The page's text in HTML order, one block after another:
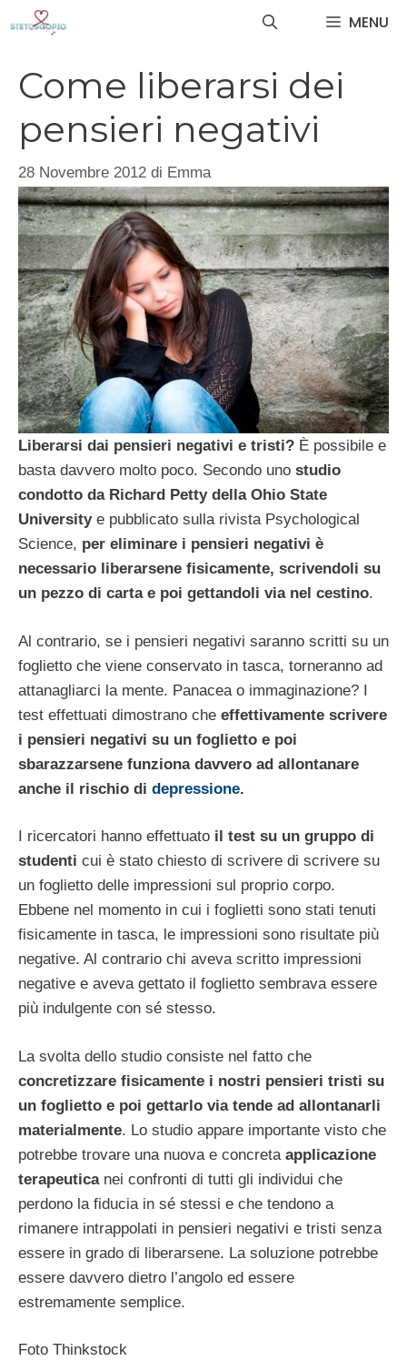
MENU
Come liberarsi dei
pensieri negativi
28 Novembre 2012 di Emma
Liberarsi dai pensieri negativi e tristi? È possibile e
basta davvero molto poco. Secondo uno studio
condotto da Richard Petty della Ohio State
Universitye pubblicato sulla rivista Psychological
Science, per eliminare i pensieri negativi è
necessario liberarsene fisicamente, scrivendoli su
un pezzo di carta e poi gettandoli via nel cestino.
Al contrario, se i pensieri negativi saranno scritti su un
foglietto che viene conservato in tasca, torneranno ad
attanagliarci la mente. Panacea o immaginazione? I
test effettuati dimostrano che effettivamente scrivere
i pensieri negativi su un foglietto e poi
sbarazzarsene funziona davvero ad allontanare
anche il rischio di depressione.
I ricercatori hanno effettuato il test su un gruppo di
studenti cui è stato chiesto di scrivere di scrivere su
un foglietto delle impressioni sul proprio corpo.
Ebbene nel momento in cui i foglietti sono stati tenuti
fisicamente in tasca, le impressioni sono risultate più
negative. Al contrario chi aveva scritto impressioni
negative e aveva gettato il foglietto sembrava essere
più indulgente con sé stesso.
La svolta dello studio consiste nel fatto che
concretizzare fisicamente i nostri pensieri tristi su
un foglietto e poi gettarlo via tende ad allontanarli
materialmente. Lo studio appare importante visto che
potrebbe trovare una nuova e concreta applicazione
terapeuticanei confronti di tutti gli individui che
perdono la fiducia in sé stessi e che tendono a
rimanere intrappolati in pensieri negativi e tristi senza
essere in grado di liberarsene. La soluzione potrebbe
essere davvero dietro l’angolo ed essere
estremamente semplice.
Foto Thinkstock